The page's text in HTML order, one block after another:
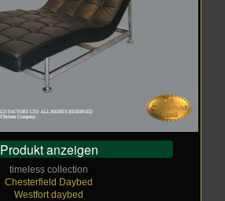
Produkt anzeigen
timeless collection
Chesterfield Daybed
Westfort daybed